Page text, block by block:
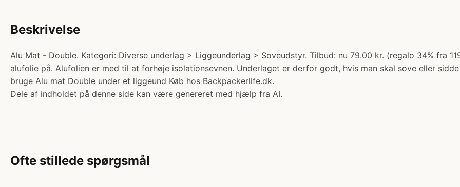
Beskrivelse
Alu Mat - Double. Kategori: Diverse underlag > Liggeunderlag > Soveudstyr. Tilbud: nu 79.00 kr. (regalo 34% fra
alufolie på. Alufolien er med til at forhøje isolationsevnen. Underlaget er derfor godt, hvis man skal sove eller
bruge Alu mat Double under et liggeund Køb hos Backpackerlife.dk.
Dele af indholdet på denne side kan være genereret med hjælp fra AI.
Ofte stillede spørgsmål